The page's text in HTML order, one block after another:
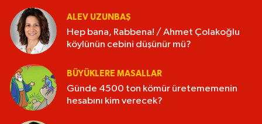
ALEV UZUNBAŞ
Hep bana, Rabbena! / Ahmet Çolakoğlu
köylünün cebini düşünür mü?
BÜYÜKLERE MASALLAR
Günde 4500 ton kömür üretememenin
hesabını kim verecek?